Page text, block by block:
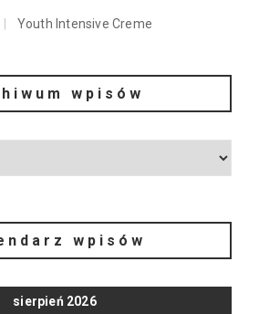
Youth Intensive Creme
wpisów
wpisów
sierpień 2026